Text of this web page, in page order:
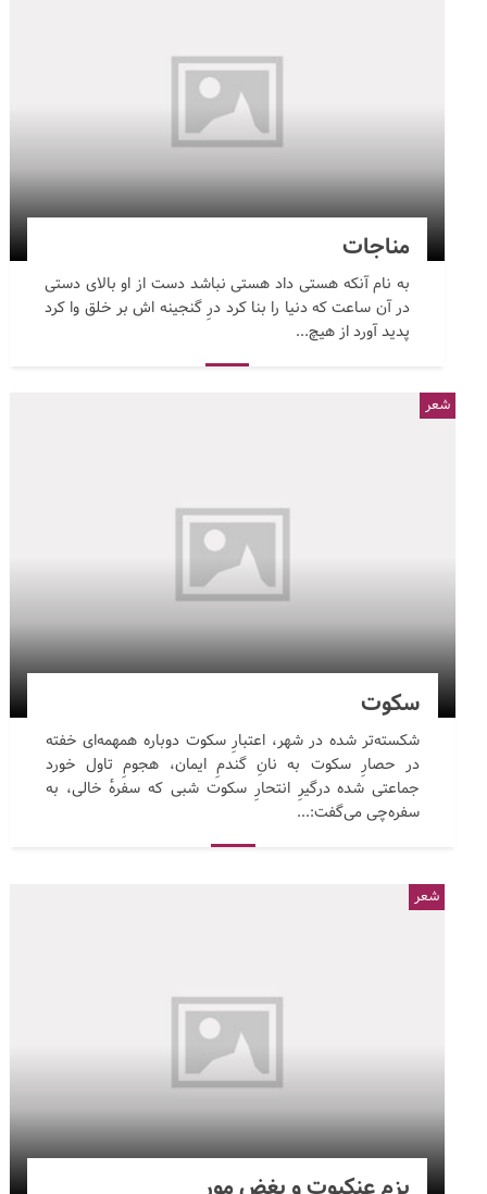
مناجات
به نام آنکه هستی داد هستی نباشد دست از او بالای دستی
در آن ساعت که دنیا را بنا کرد درِ گنجینه اش بر خلق وا کرد
پدید آورد از هیچ...
سکوت
شکسته‌تر شده در شهر، اعتبارِ سکوت دوباره همهمه‌ای خفته
در حصارِ سکوت به نانِ گندمِ ایمان، هجومِ تاول خورد
جماعتی شده درگیرِ انتحارِ سکوت شبی که سفرهٔ خالی، به
سفره‌چی می‌گفت:...
شعر
شعر